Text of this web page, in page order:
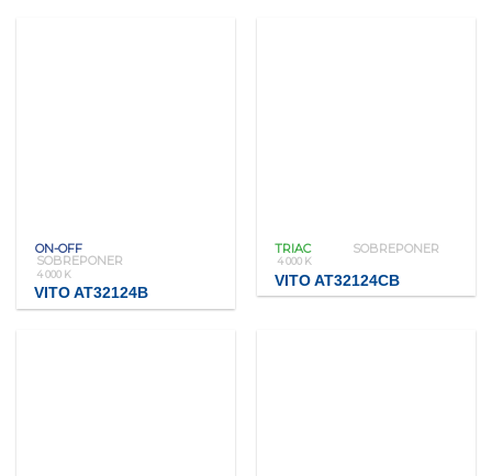
ON-OFF
SOBREPONER
4 000 K
VITO AT32124B
TRIAC SOBREPONER
4 000 K
VITO AT32124CB